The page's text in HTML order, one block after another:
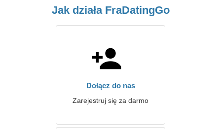
Jak działa FraDatingGo
Dołącz do nas
Zarejestruj się za darmo